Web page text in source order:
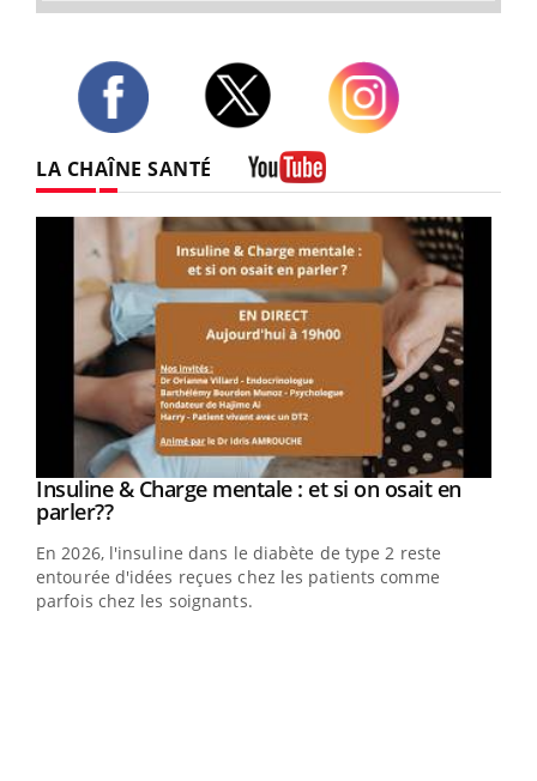
LA CHAÎNE SANTÉ
Youtube
Insuline & Charge mentale : et si on osait en
parler??Youtube
En 2026, l'insuline dans le diabète de type 2 reste
entourée d'idées reçues chez les patients comme
parfois chez les soignants.